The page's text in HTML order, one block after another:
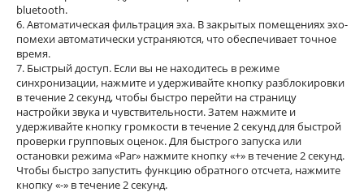
bluetooth.
6. Автоматическая фильтрация эха. В закрытых помещениях эхо-
помехи автоматически устраняются, что обеспечивает точное
время.
7. Быстрый доступ. Если вы не находитесь в режиме
синхронизации, нажмите и удерживайте кнопку разблокировки
в течение 2 секунд, чтобы быстро перейти на страницу
настройки звука и чувствительности. Затем нажмите и
удерживайте кнопку громкости в течение 2 секунд для быстрой
проверки групповых оценок. Для быстрого запуска или
остановки режима «Par» нажмите кнопку «+» в течение 2 секунд.
Чтобы быстро запустить функцию обратного отсчета, нажмите
кнопку «-» в течение 2 секунд.